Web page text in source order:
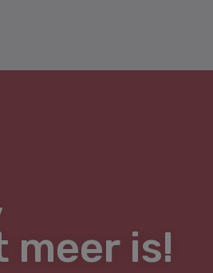
meer is!